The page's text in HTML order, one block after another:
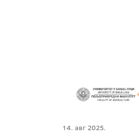
14. авг 2025.